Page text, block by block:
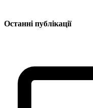
Останні публікації